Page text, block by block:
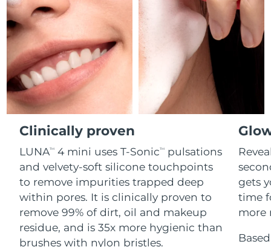
Clinically proven
LUNATM 4 mini uses T-SonicTM
pulsations
and velvety-soft silicone touchpoints
to remove impurities trapped deep
within pores. It is clinically proven to
remove 99% of dirt, oil and makeup
residue, and is 35x more hygienic than
brushes with nylon bristles.
gets
time
more
FAQ™產品
All anti-aging treatments
FAQ™產品
All LED treatments
FAQ™ products
All toning treatments
PEACH™ 2
IPL hair removal
PEACH™ 2 go
Travel-friendly IPL hair removal
PEACH™ Cooling Prep Gel
Cooling IPL hair removal gel
LUNA™ 4 body
Massaging body brush
SUPERCHARGED™ serum
Firming body serum
痘肌護理
ESPADA™ 2 plus
Recurring acne LED therapy
ESPADA™ 2
Acne treatment device
ESPADA™ Blemish Solution
Concentrated acne gel
ESPADA™ 設備
All acne treatment devices
眼部護理
BEAR™ 2 eyes & lips
Microcurrent line smoothing device
IRIS™ 2
Rejuvenating eye massager
眼部護膚
Advanced eye care treatment
眼部護理設備
All revitalizing eye massagers
毛孔護理
KIWI™ derma
Diamond microdermabrasion .
KIWI™
Blackhead remover
KIWI™ 皮肤护理
LUNA™ 4 hair
2-in-1 LED scalp massager
FLIP™ play advanced
LED light hairbrush
LUNA™ Dual-Peptide Scalp
Serum
牙齒美白
NEW
issa™ Teeth Whitening Set
Dual LED + sonic device & 18% PAP gel
issa™ Teeth Whitening Gel
更多的
直布羅陀 預計送達日期14/08/2026
希臘 預計送達日期 10/08/2026
中國香港特別行政區 預計送達日期 11/08/2026
匈牙利 預計送達日期 10/08/2026
冰島 11/08/2026
印尼 預計送達日期08/08/2026
愛爾蘭 10/08/2026
曼島 預計送達日期